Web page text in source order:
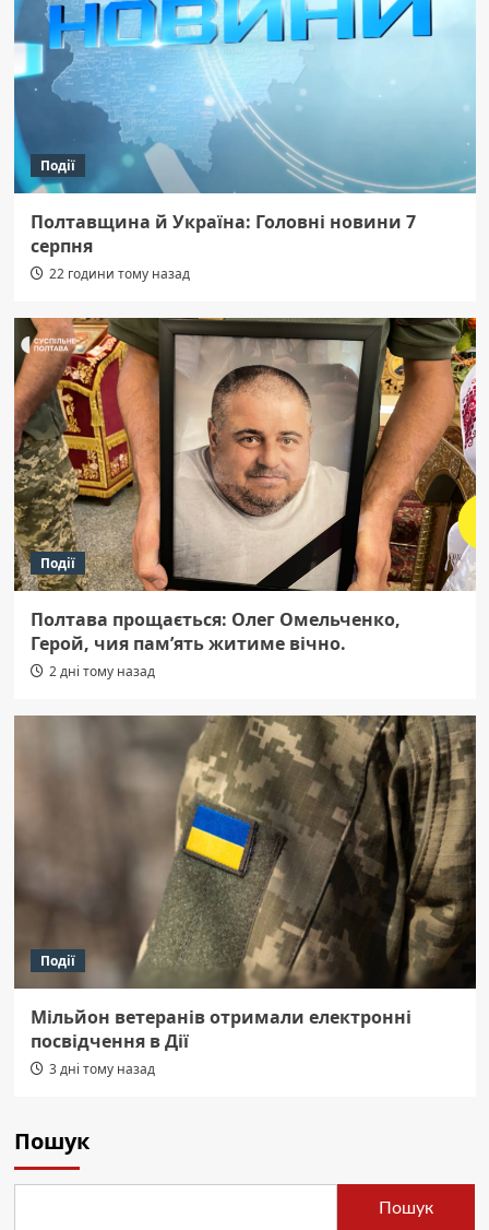
Події
Полтавщина й Україна: Головні новини 7
серпня
22 години тому назад
Події
Полтава прощається: Олег Омельченко,
Герой, чия пам’ять житиме вічно.
2 дні тому назад
Події
Мільйон ветеранів отримали електронні
посвідчення в Дії
3 дні тому назад
Пошук
Пошук